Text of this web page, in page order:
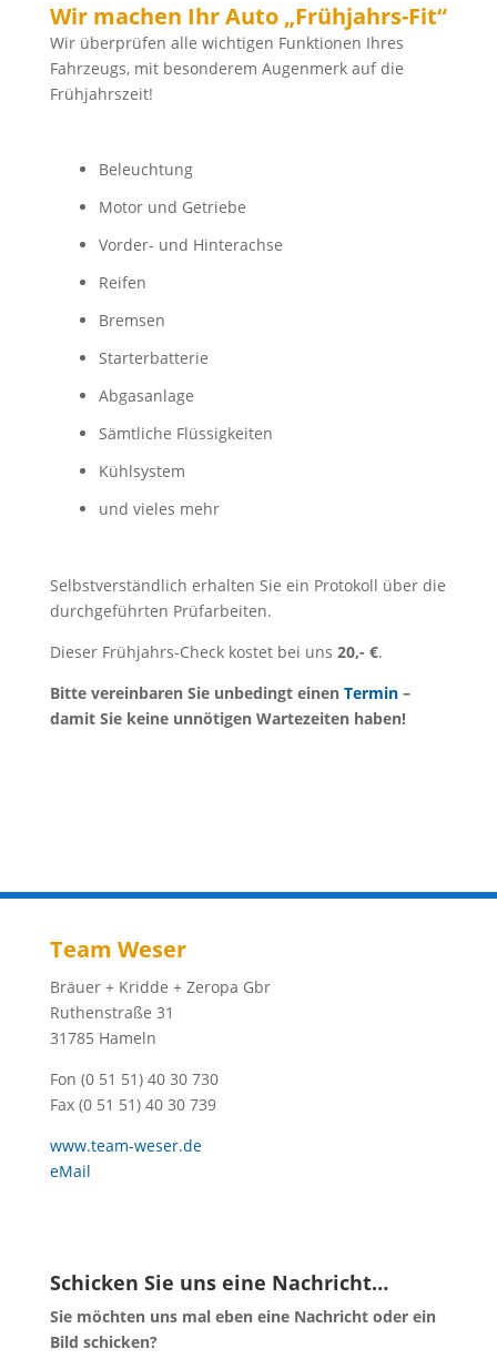
Wir machen Ihr Auto „Frühjahrs-Fit“
Wir überprüfen alle wichtigen Funktionen Ihres
Fahrzeugs, mit besonderem Augenmerk auf die
Frühjahrszeit!
Beleuchtung
Motor und Getriebe
Vorder- und Hinterachse
Reifen
Bremsen
Starterbatterie
Abgasanlage
Sämtliche Flüssigkeiten
Kühlsystem
und vieles mehr
Selbstverständlich erhalten Sie ein Protokoll über die
durchgeführten Prüfarbeiten.
Dieser Frühjahrs-Check kostet bei uns 20,- €.
Bitte vereinbaren Sie unbedingt einen Termin–
damit Sie keine unnötigen Wartezeiten haben!
Team Weser
Bräuer + Kridde + Zeropa Gbr
Ruthenstraße 31
31785 Hameln
Fon (0 51 51) 40 30 730
Fax (0 51 51) 40 30 739
www.team-weser.de
eMail
Schicken Sie uns eine Nachricht…
Sie möchten uns mal eben eine Nachricht oder ein
Bild schicken?